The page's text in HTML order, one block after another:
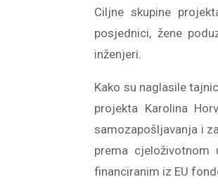
Ciljne skupine
posjednici, žene
inženjeri.
Kako su naglasile
projekta Karolina
samozapošljavanja i
prema cjeloživotnom
financiranim iz EU